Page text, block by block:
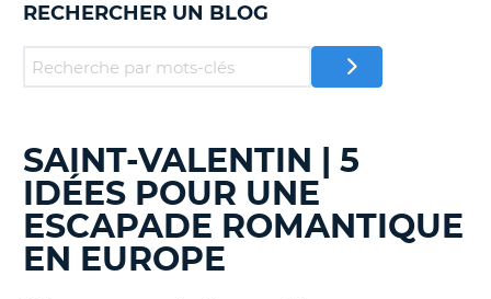
MON
CANADA
LANGUAGE
RECHERCHER UN BLOG
RECHERCHER
DES
BLOGS......
SAINT-VALENTIN | 5
IDÉES POUR UNE
ESCAPADE ROMANTIQUE
EN EUROPE